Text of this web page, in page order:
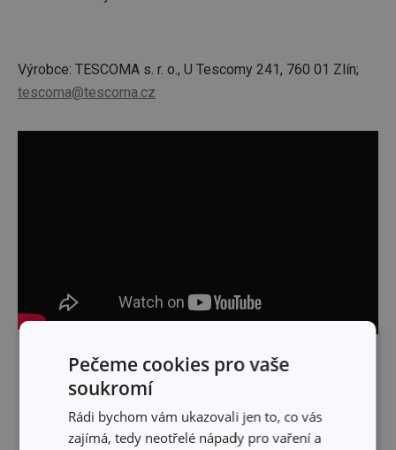
Výrobce: TESCOMA s. r. o., U Tescomy 241, 760 01 Zlín;
tescoma@tescoma.cz
Skrýt text
Pečeme cookies pro vaše
soukromí
Rádi bychom vám ukazovali jen to, co vás
zajímá, tedy neotřelé nápady pro vaření a